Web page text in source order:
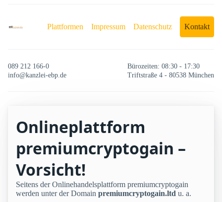
Plattformen Impressum Datenschutz Kontakt
089 212 166-0
info@kanzlei-ebp.de
Bürozeiten: 08:30 - 17:30
Triftstraße 4 - 80538 München
Onlineplattform
premiumcryptogain –
Vorsicht!
Seitens der Onlinehandelsplattform premiumcryptogain
werden unter der Domain premiumcryptogain.ltd u. a.